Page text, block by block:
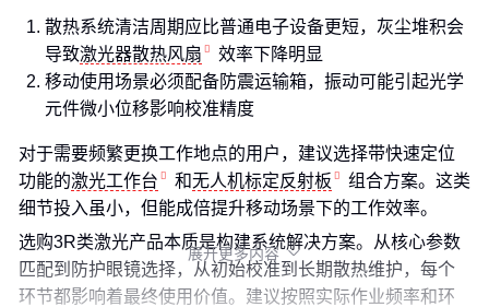
散热系统清洁周期应比普通电子设备更短，灰尘堆积会
导致激光器散热风扇
效率下降明显
移动使用场景必须配备防震运输箱，振动可能引起光学
元件微小位移影响校准精度
对于需要频繁更换工作地点的用户，建议选择带快速定位
功能的激光工作台 和无人机标定反射板
组合方案。这类
细节投入虽小，但能成倍提升移动场景下的工作效率。
选购3R类激光产品本质是构建系统解决方案。从核心参数
匹配到防护眼镜选择，从初始校准到长期散热维护，每个
环节都影响着最终使用价值。建议按照实际作业频率和环
展开更多内容 